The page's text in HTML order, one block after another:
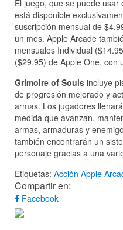
El juego, que se puede usar
está disponible
suscripción mensual de
un mes. Apple Arcade
mensuales Individual
($29.95) de Apple One, con
Grimoire of Souls incluye
de progresión mejorado y
armas. Los jugadores
medida que avanzan,
armas, armaduras y
también encontrarán un
personaje gracias a una
Etiquetas: Acción Apple
Compartir en:
Facebook